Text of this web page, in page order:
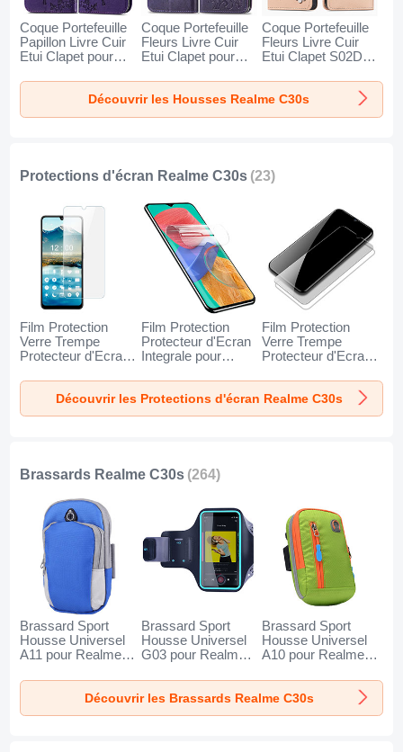
Coque Portefeuille
Papillon Livre Cuir
Etui Clapet pour
Violet
Coque Portefeuille
Fleurs Livre Cuir
Etui Clapet pour
Violet
Coque Portefeuille
Fleurs Livre Cuir
Etui Clapet S02D
Kaki
Découvrir les Housses Realme C30s
Protections d'écran Realme C30s (23)
Film Protection
Verre Trempe
Protecteur d'Ecran
Clair
Film Protection
Protecteur d'Ecran
Integrale pour
Film Protection
Verre Trempe
Protecteur d'Ecran
C30s Clair
Découvrir les Protections d'écran Realme C30s
Brassards Realme C30s (264)
Brassard Sport
Housse Universel
A11 pour Realme
Brassard Sport
Housse Universel
G03 pour Realme
Brassard Sport
Housse Universel
A10 pour Realme
Découvrir les Brassards Realme C30s